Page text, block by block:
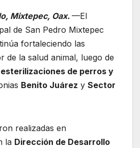
Mixtepec, Oax. —El
de San Pedro Mixtepec
fortaleciendo las
de la salud animal, luego de
de perros y
Benito Juárez y Sector
realizadas en
la Dirección de Desarrollo